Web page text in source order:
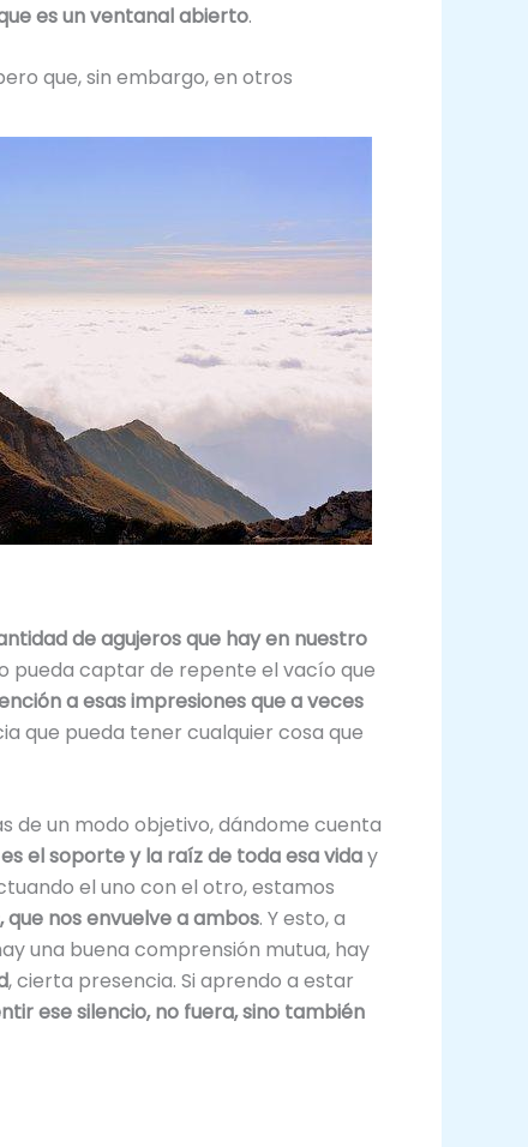
es un ventanal abierto.
que, sin embargo, en otros
de agujeros que hay en nuestro
pueda captar de repente el vacío que
a esas impresiones que a veces
que pueda tener cualquier cosa que
de un modo objetivo, dándome cuenta
el soporte y la raíz de toda esa viday
el uno con el otro, estamos
nos envuelve a ambos. Y esto, a
una buena comprensión mutua, hay
, cierta presencia. Si aprendo a estar
ese silencio, no fuera, sino también